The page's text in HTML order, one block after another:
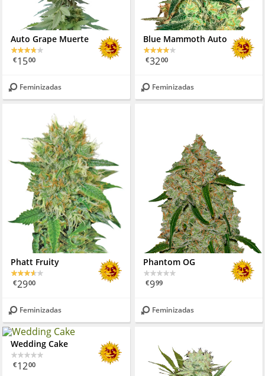
Auto Grape Muerte
€1500
Feminizadas
Blue Mammoth Auto
€3200
Feminizadas
Phatt Fruity
€2900
Feminizadas
Phantom OG
€999
Feminizadas
Wedding Cake
€1200